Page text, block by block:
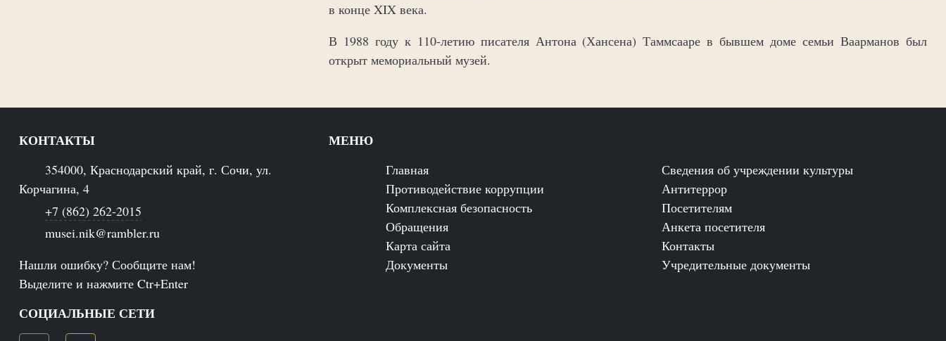
в конце XIX века.
В 1988 году к 110-летию писателя Антона (Хансена) Таммсааре в бывшем доме семьи Ваарманов был
открыт мемориальный музей.
КОНТАКТЫ
354000, Краснодарский край, г. Сочи, ул.
Корчагина, 4
+7 (862) 262-2015
musei.nik@rambler.ru
Нашли ошибку? Сообщите нам!
Выделите и нажмите Ctr+Enter
МЕНЮ
Главная
Сведения об учреждении культуры
Противодействие коррупции
Антитеррор
Комплексная безопасность
Посетителям
Обращения
Анкета посетителя
Карта сайта
Контакты
Документы
Учредительные документы
СОЦИАЛЬНЫЕ СЕТИ